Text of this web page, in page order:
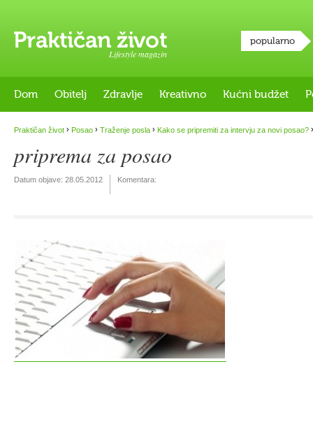
Lifestyle magazin
popularno
Dom Obitelj Zdravlje Kreativno Kućni budžet
Praktičan život › Posao › Traženje posla › Kako se pripremiti za intervju za novi posao? ›
priprema za posao
Datum objave: 28.05.2012 Komentara: